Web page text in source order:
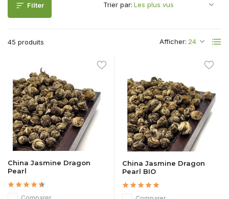
Filter
45 produits Afficher:
Trier par:
China Jasmine Dragon
Pearl
China Jasmine Dragon
Pearl BIO